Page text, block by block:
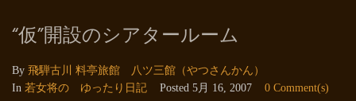
“仮”開設のシアタールーム
By 飛騨古川 料亭旅館 八ツ三館（やつさんかん）
In 若女将の ゆったり日記 Posted 5月 16, 2007 0 Comment(s)